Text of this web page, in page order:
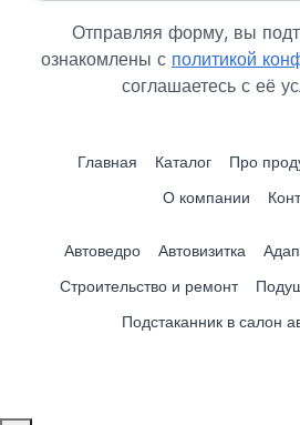
Отправляя форму, вы
ознакомлены с политикой
соглашаетесь с её
Главная Каталог Про
О компании
Автоведро Автовизитка
Строительство и ремонт
Подстаканник в салон